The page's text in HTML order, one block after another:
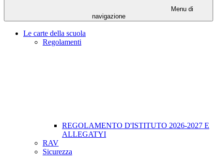
Menu di
navigazione
Le carte della scuola
Regolamenti
REGOLAMENTO D'ISTITUTO 2026-2027 E
ALLEGATYI
RAV
Sicurezza